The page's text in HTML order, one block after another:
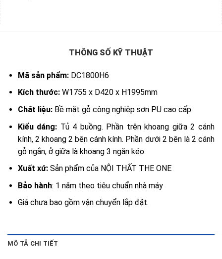
THÔNG SỐ KỸ THUẬT
Mã sản phẩm:DC1800H6
Kích thước:W1755 x D420 x H1995mm
Chất liệu:Bề mặt gỗ công nghiệp sơn PU cao cấp.
Kiểu dáng: Tủ 4 buồng. Phần trên khoang giữa 2 cánh
kính, 2 khoang 2 bên cánh kính. Phần dưới 2 bên là 2 cánh
gỗ ngắn, ở giữa là khoang 3 ngăn kéo.
Xuất xứ:Sản phẩm của NỘI THẤT THE ONE
Bảo hành: 1 năm theo tiêu chuẩn nhà máy
Giá chưa bao gồm vận chuyển lắp đặt.
MÔ TẢ CHI TIẾT